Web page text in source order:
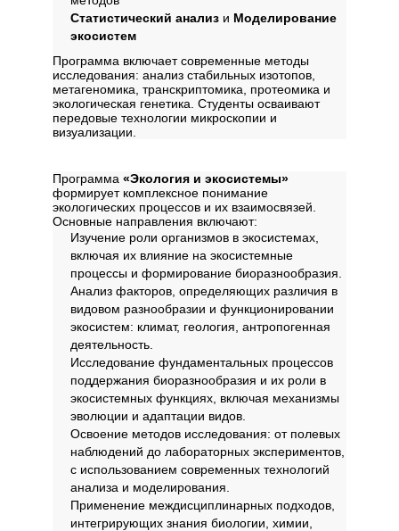
Статистический анализ и Моделирование
экосистем
Программа включает современные методы
исследования: анализ стабильных изотопов,
метагеномика, транскриптомика, протеомика и
экологическая генетика. Студенты осваивают
передовые технологии микроскопии и
визуализации.
Программа «Экология и экосистемы»
формирует комплексное понимание
экологических процессов и их взаимосвязей.
Основные направления включают:
Изучение роли организмов в экосистемах,
включая их влияние на экосистемные
процессы и формирование биоразнообразия.
Анализ факторов, определяющих различия в
видовом разнообразии и функционировании
экосистем: климат, геология, антропогенная
деятельность.
Исследование фундаментальных процессов
поддержания биоразнообразия и их роли в
экосистемных функциях, включая механизмы
эволюции и адаптации видов.
Освоение методов исследования: от полевых
наблюдений до лабораторных экспериментов,
с использованием современных технологий
анализа и моделирования.
Применение междисциплинарных подходов,
интегрирующих знания биологии, химии,